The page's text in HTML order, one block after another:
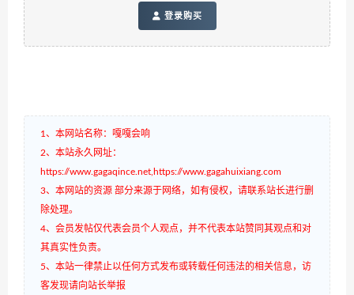
登录购买
1、本网站名称：嘎嘎会响
2、本站永久网址：
https://www.gagaqince.net,https://www.gagahuixiang.com
3、本网站的资源 部分来源于网络，如有侵权，请联系站长进行删
除处理。
4、会员发帖仅代表会员个人观点，并不代表本站赞同其观点和对
其真实性负责。
5、本站一律禁止以任何方式发布或转载任何违法的相关信息，访
客发现请向站长举报